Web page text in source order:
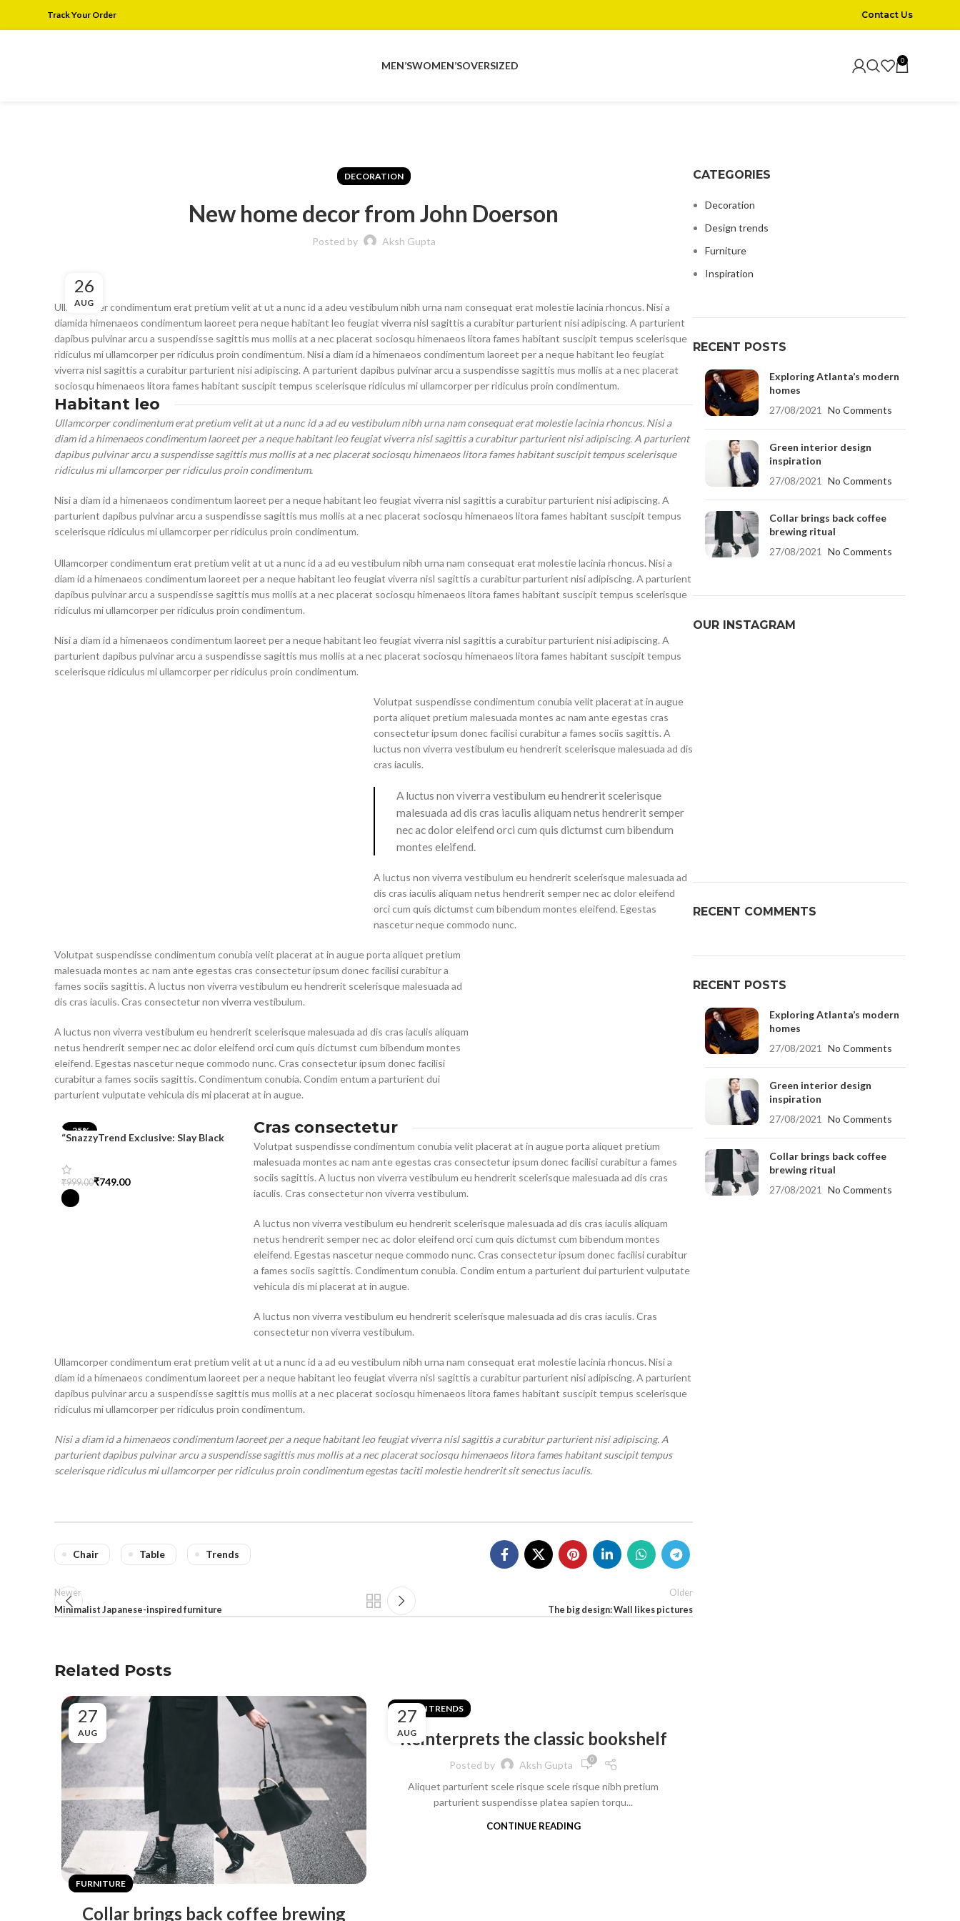
Track Your Order Contact Us
MEN’SWOMEN’SOVERSIZED 0
DECORATION
New home decor from John Doerson
Posted by Aksh Gupta
26
AUG
Ullamcorper condimentum erat pretium velit at ut a nunc id a adeu vestibulum nibh urna nam consequat erat molestie lacinia rhoncus. Nisi a
diamida himenaeos condimentum laoreet pera neque habitant leo feugiat viverra nisl sagittis a curabitur parturient nisi adipiscing. A parturient
dapibus pulvinar arcu a suspendisse sagittis mus mollis at a nec placerat sociosqu himenaeos litora fames habitant suscipit tempus scelerisque
ridiculus mi ullamcorper per ridiculus proin condimentum. Nisi a diam id a himenaeos condimentum laoreet per a neque habitant leo feugiat
viverra nisl sagittis a curabitur parturient nisi adipiscing. A parturient dapibus pulvinar arcu a suspendisse sagittis mus mollis at a nec placerat
sociosqu himenaeos litora fames habitant suscipit tempus scelerisque ridiculus mi ullamcorper per ridiculus proin condimentum.
Habitant leo
Ullamcorper condimentum erat pretium velit at ut a nunc id a ad eu vestibulum nibh urna nam consequat erat molestie lacinia rhoncus. Nisi a
diam id a himenaeos condimentum laoreet per a neque habitant leo feugiat viverra nisl sagittis a curabitur parturient nisi adipiscing. A parturient
dapibus pulvinar arcu a suspendisse sagittis mus mollis at a nec placerat sociosqu himenaeos litora fames habitant suscipit tempus scelerisque
ridiculus mi ullamcorper per ridiculus proin condimentum.
Nisi a diam id a himenaeos condimentum laoreet per a neque habitant leo feugiat viverra nisl sagittis a curabitur parturient nisi adipiscing. A
parturient dapibus pulvinar arcu a suspendisse sagittis mus mollis at a nec placerat sociosqu himenaeos litora fames habitant suscipit tempus
scelerisque ridiculus mi ullamcorper per ridiculus proin condimentum.
Ullamcorper condimentum erat pretium velit at ut a nunc id a ad eu vestibulum nibh urna nam consequat erat molestie lacinia rhoncus. Nisi a
diam id a himenaeos condimentum laoreet per a neque habitant leo feugiat viverra nisl sagittis a curabitur parturient nisi adipiscing. A parturient
dapibus pulvinar arcu a suspendisse sagittis mus mollis at a nec placerat sociosqu himenaeos litora fames habitant suscipit tempus scelerisque
ridiculus mi ullamcorper per ridiculus proin condimentum.
Nisi a diam id a himenaeos condimentum laoreet per a neque habitant leo feugiat viverra nisl sagittis a curabitur parturient nisi adipiscing. A
parturient dapibus pulvinar arcu a suspendisse sagittis mus mollis at a nec placerat sociosqu himenaeos litora fames habitant suscipit tempus
scelerisque ridiculus mi ullamcorper per ridiculus proin condimentum.
Volutpat suspendisse condimentum conubia velit placerat at in augue
porta aliquet pretium malesuada montes ac nam ante egestas cras
consectetur ipsum donec facilisi curabitur a fames sociis sagittis. A
luctus non viverra vestibulum eu hendrerit scelerisque malesuada ad dis
cras iaculis.
A luctus non viverra vestibulum eu hendrerit scelerisque
malesuada ad dis cras iaculis aliquam netus hendrerit semper
nec ac dolor eleifend orci cum quis dictumst cum bibendum
montes eleifend.
A luctus non viverra vestibulum eu hendrerit scelerisque malesuada ad
dis cras iaculis aliquam netus hendrerit semper nec ac dolor eleifend
orci cum quis dictumst cum bibendum montes eleifend. Egestas
nascetur neque commodo nunc.
Volutpat suspendisse condimentum conubia velit placerat at in augue porta aliquet pretium
malesuada montes ac nam ante egestas cras consectetur ipsum donec facilisi curabitur a
fames sociis sagittis. A luctus non viverra vestibulum eu hendrerit scelerisque malesuada ad
dis cras iaculis. Cras consectetur non viverra vestibulum.
A luctus non viverra vestibulum eu hendrerit scelerisque malesuada ad dis cras iaculis aliquam
netus hendrerit semper nec ac dolor eleifend orci cum quis dictumst cum bibendum montes
eleifend. Egestas nascetur neque commodo nunc. Cras consectetur ipsum donec facilisi
curabitur a fames sociis sagittis. Condimentum conubia. Condim entum a parturient dui
parturient vulputate vehicula dis mi placerat at in augue.
-25%
“SnazzyTrend Exclusive: Slay Black
₹999.00₹749.00
Select Options
Cras consectetur
Volutpat suspendisse condimentum conubia velit placerat at in augue porta aliquet pretium
malesuada montes ac nam ante egestas cras consectetur ipsum donec facilisi curabitur a fames
sociis sagittis. A luctus non viverra vestibulum eu hendrerit scelerisque malesuada ad dis cras
iaculis. Cras consectetur non viverra vestibulum.
A luctus non viverra vestibulum eu hendrerit scelerisque malesuada ad dis cras iaculis aliquam
netus hendrerit semper nec ac dolor eleifend orci cum quis dictumst cum bibendum montes
eleifend. Egestas nascetur neque commodo nunc. Cras consectetur ipsum donec facilisi curabitur
a fames sociis sagittis. Condimentum conubia. Condim entum a parturient dui parturient vulputate
vehicula dis mi placerat at in augue.
A luctus non viverra vestibulum eu hendrerit scelerisque malesuada ad dis cras iaculis. Cras
consectetur non viverra vestibulum.
Ullamcorper condimentum erat pretium velit at ut a nunc id a ad eu vestibulum nibh urna nam consequat erat molestie lacinia rhoncus. Nisi a
diam id a himenaeos condimentum laoreet per a neque habitant leo feugiat viverra nisl sagittis a curabitur parturient nisi adipiscing. A parturient
dapibus pulvinar arcu a suspendisse sagittis mus mollis at a nec placerat sociosqu himenaeos litora fames habitant suscipit tempus scelerisque
ridiculus mi ullamcorper per ridiculus proin condimentum.
Nisi a diam id a himenaeos condimentum laoreet per a neque habitant leo feugiat viverra nisl sagittis a curabitur parturient nisi adipiscing. A
parturient dapibus pulvinar arcu a suspendisse sagittis mus mollis at a nec placerat sociosqu himenaeos litora fames habitant suscipit tempus
scelerisque ridiculus mi ullamcorper per ridiculus proin condimentum egestas taciti molestie hendrerit sit senectus iaculis.
Chair Table Trends
Newer
Minimalist Japanese-inspired furniture
Older
The big design: Wall likes pictures
Related Posts
27
AUG
FURNITURE
Collar brings back coffee brewing
27
AUG
DESIGN TRENDS
Reinterprets the classic bookshelf
Posted by Aksh Gupta 0
Aliquet parturient scele risque scele risque nibh pretium
parturient suspendisse platea sapien torqu...
CONTINUE READING
CATEGORIES
Decoration
Design trends
Furniture
Inspiration
RECENT POSTS
Exploring Atlanta’s modern
homes
27/08/2021
No Comments
Green interior design
inspiration
27/08/2021
No Comments
Collar brings back coffee
brewing ritual
27/08/2021
No Comments
OUR INSTAGRAM
RECENT COMMENTS
RECENT POSTS
Exploring Atlanta’s modern
homes
27/08/2021
No Comments
Green interior design
inspiration
27/08/2021
No Comments
Collar brings back coffee
brewing ritual
27/08/2021
No Comments